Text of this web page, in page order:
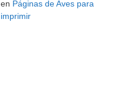
en Páginas de Aves para
imprimir